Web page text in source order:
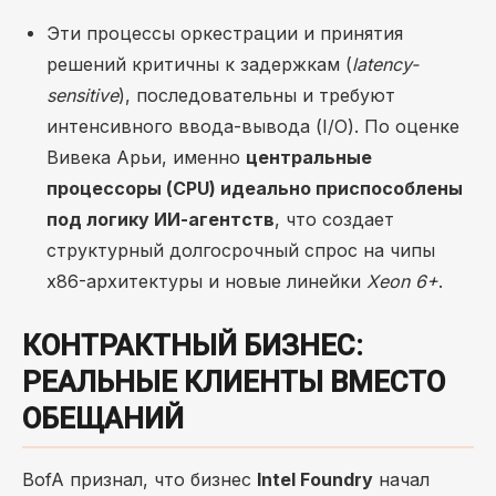
Эти процессы оркестрации и принятия
решений критичны к задержкам (latency-
sensitive), последовательны и требуют
интенсивного ввода-вывода (I/O). По оценке
Вивека Арьи, именно центральные
процессоры (CPU) идеально приспособлены
под логику ИИ-агентств, что создает
структурный долгосрочный спрос на чипы
x86-архитектуры и новые линейки Xeon 6+.
КОНТРАКТНЫЙ БИЗНЕС:
РЕАЛЬНЫЕ КЛИЕНТЫ ВМЕСТО
ОБЕЩАНИЙ
BofA признал, что бизнес Intel Foundry начал